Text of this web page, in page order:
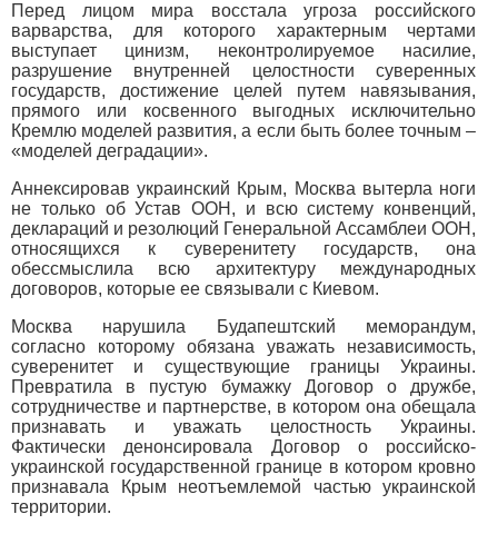
Перед лицом мира восстала угроза российского
варварства, для которого характерным чертами
выступает цинизм, неконтролируемое насилие,
разрушение внутренней целостности суверенных
государств, достижение целей путем навязывания,
прямого или косвенного выгодных исключительно
Кремлю моделей развития, а если быть более точным –
«моделей деградации».
Аннексировав украинский Крым, Москва вытерла ноги
не только об Устав ООН, и всю систему конвенций,
деклараций и резолюций Генеральной Ассамблеи ООН,
относящихся к суверенитету государств, она
обессмыслила всю архитектуру международных
договоров, которые ее связывали с Киевом.
Москва нарушила Будапештский меморандум,
согласно которому обязана уважать независимость,
суверенитет и существующие границы Украины.
Превратила в пустую бумажку Договор о дружбе,
сотрудничестве и партнерстве, в котором она обещала
признавать и уважать целостность Украины.
Фактически денонсировала Договор о российско-
украинской государственной границе в котором кровно
признавала Крым неотъемлемой частью украинской
территории.